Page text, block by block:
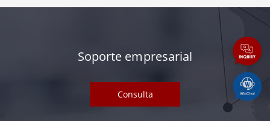
Soporte empresarial
Consulta